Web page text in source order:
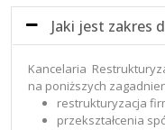
Jaki jest zakres
Kancelaria
na poniższych
restrukturyzacja
przekształcenia